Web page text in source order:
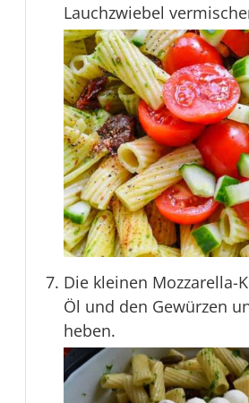
Lauchzwiebel
Die kleinen Mozzarella-
Öl und den Gewürzen
heben.